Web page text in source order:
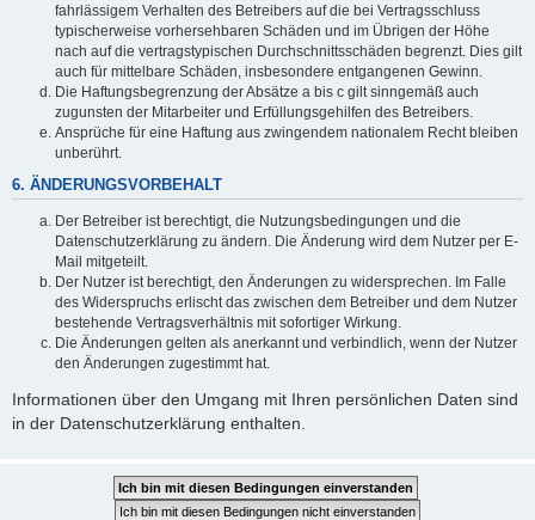
fahrlässigem Verhalten des Betreibers auf die bei Vertragsschluss
typischerweise vorhersehbaren Schäden und im Übrigen der Höhe
nach auf die vertragstypischen Durchschnittsschäden begrenzt. Dies gilt
auch für mittelbare Schäden, insbesondere entgangenen Gewinn.
Die Haftungsbegrenzung der Absätze a bis c gilt sinngemäß auch
zugunsten der Mitarbeiter und Erfüllungsgehilfen des Betreibers.
Ansprüche für eine Haftung aus zwingendem nationalem Recht bleiben
unberührt.
6. ÄNDERUNGSVORBEHALT
Der Betreiber ist berechtigt, die Nutzungsbedingungen und die
Datenschutzerklärung zu ändern. Die Änderung wird dem Nutzer per E-
Mail mitgeteilt.
Der Nutzer ist berechtigt, den Änderungen zu widersprechen. Im Falle
des Widerspruchs erlischt das zwischen dem Betreiber und dem Nutzer
bestehende Vertragsverhältnis mit sofortiger Wirkung.
Die Änderungen gelten als anerkannt und verbindlich, wenn der Nutzer
den Änderungen zugestimmt hat.
Informationen über den Umgang mit Ihren persönlichen Daten sind
in der Datenschutzerklärung enthalten.